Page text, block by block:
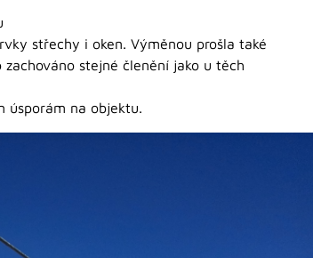
střechy i oken. Výměnou prošla také
stejné členění jako u těch
úsporám na objektu.